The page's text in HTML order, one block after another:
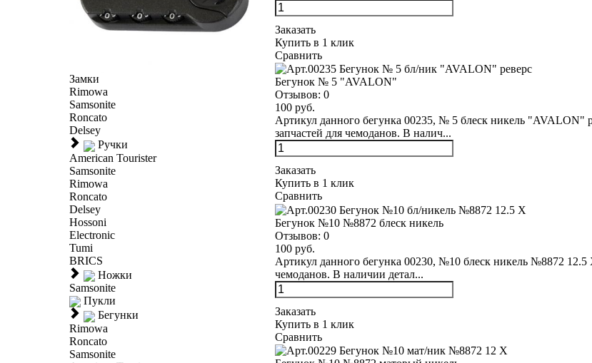
Замки
Rimowa
Samsonite
Roncato
Delsey
Ручки
American Tourister
Samsonite
Rimowa
Roncato
Delsey
Hossoni
Electronic
Tumi
BRICS
Ножки
Samsonite
Пукли
Бегунки
Rimowa
Roncato
Samsonite
Заказать
Купить в 1 клик
Сравнить
Бегунок № 5 "AVALON"
Отзывов: 0
100 руб.
Артикул данного бегунка 00235, № 5 блеск никель "AVALON"
запчастей для чемоданов. В налич...
Заказать
Купить в 1 клик
Сравнить
Бегунок №10 №8872 блеск никель
Отзывов: 0
100 руб.
Артикул данного бегунка 00230, №10 блеск никель №8872 12.5
чемоданов. В наличии детал...
Заказать
Купить в 1 клик
Сравнить